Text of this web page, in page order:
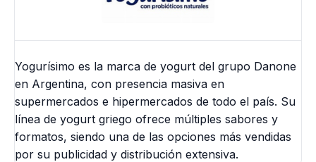
Yogurísimo es la marca de yogurt del grupo Danone
en Argentina, con presencia masiva en
supermercados e hipermercados de todo el país. Su
línea de yogurt griego ofrece múltiples sabores y
formatos, siendo una de las opciones más vendidas
por su publicidad y distribución extensiva.